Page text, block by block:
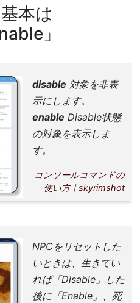
本は
」
disable 対象を非表
示にします。
enable Disable状態
の対象を表示しま
す。
コンソールコマンドの
使い方｜skyrimshot
NPCをリセットした
いときは、生きてい
れば「Disable」した
後に「Enable」、死